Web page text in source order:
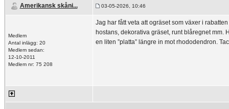
Amerikansk skåni... 03-05-2026, 10:46
Medlem
Antal inlägg: 20
Medlem sedan:
12-10-2011
Medlem nr: 75 208
Jag har fått veta att ogräset som växer i
hostans, dekorativa gräset, runt blåregnet mm.
en liten ”platta” längre in mot rhododendron.